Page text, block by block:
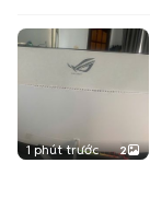
1 phút trước 2